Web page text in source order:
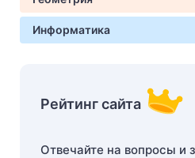
Информатика
Рейтинг сайта
Отвечайте на вопросы и